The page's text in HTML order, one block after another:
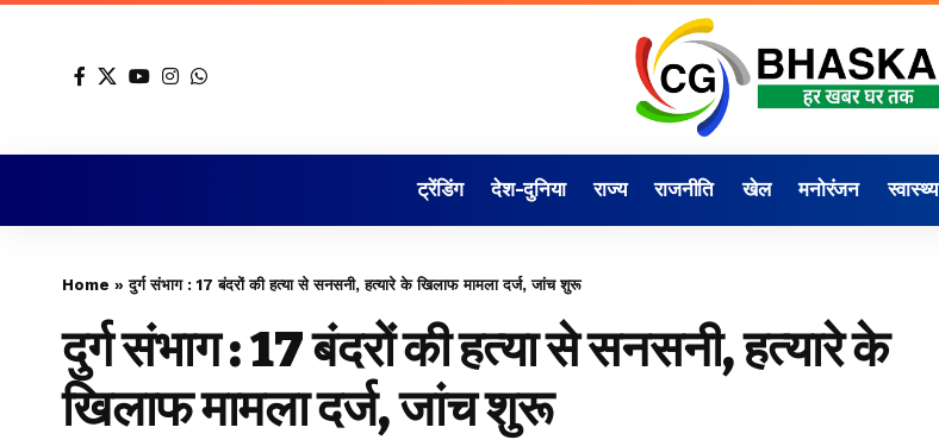
ट्रेंडिंग देश-दुनिया राज्य राजनीति खेल मनोरंजन स्वास्थ्य
Home »दुर्ग संभाग : 17 बंदरों की हत्या से सनसनी, हत्यारे के खिलाफ मामला दर्ज, जांच शुरू
दुर्ग संभाग : 17 बंदरों की हत्या से सनसनी, हत्यारे के
खिलाफ मामला दर्ज, जांच शुरू